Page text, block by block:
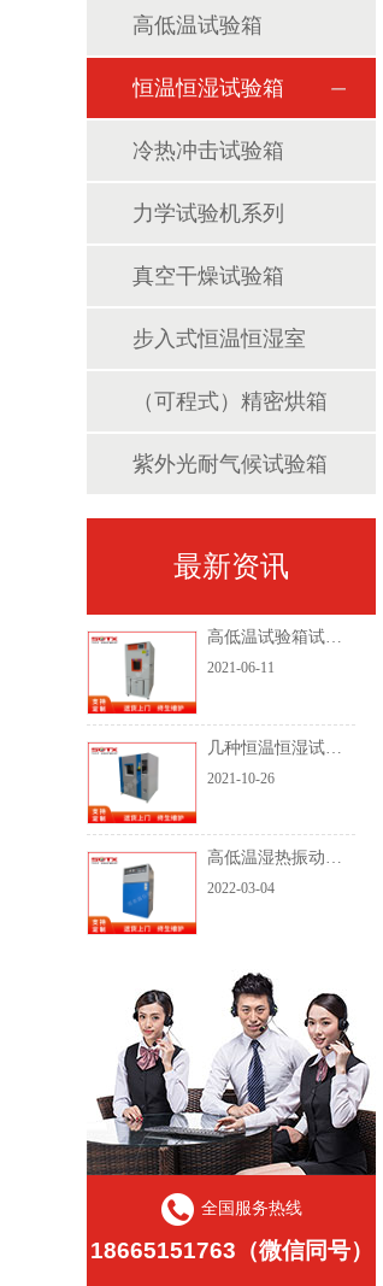
高低温试验箱
恒温恒湿试验箱
冷热冲击试验箱
力学试验机系列
真空干燥试验箱
步入式恒温恒湿室
（可程式）精密烘箱
紫外光耐气候试验箱
最新资讯
高低温试验箱试验后查验的操作步骤
2021-06-11
2021-10-26
高低温湿热振动试验箱结构及有哪些特点
2022-03-04
全国服务热线
18665151763（微信同号）